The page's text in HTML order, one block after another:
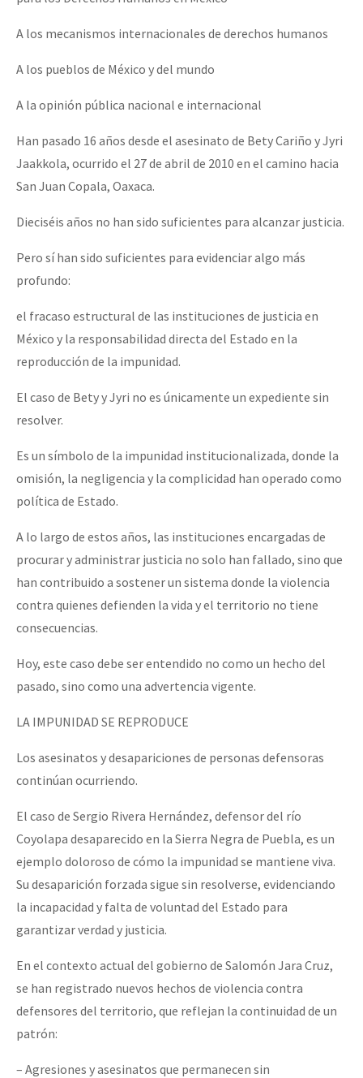
A los mecanismos internacionales de derechos humanos
A los pueblos de México y del mundo
A la opinión pública nacional e internacional
Han pasado 16 años desde el asesinato de Bety Cariño y Jyri
Jaakkola, ocurrido el 27 de abril de 2010 en el camino hacia
San Juan Copala, Oaxaca.
Dieciséis años no han sido suficientes para alcanzar justicia.
Pero sí han sido suficientes para evidenciar algo más
profundo:
el fracaso estructural de las instituciones de justicia en
México y la responsabilidad directa del Estado en la
reproducción de la impunidad.
El caso de Bety y Jyri no es únicamente un expediente sin
resolver.
Es un símbolo de la impunidad institucionalizada, donde la
omisión, la negligencia y la complicidad han operado como
política de Estado.
A lo largo de estos años, las instituciones encargadas de
procurar y administrar justicia no solo han fallado, sino que
han contribuido a sostener un sistema donde la violencia
contra quienes defienden la vida y el territorio no tiene
consecuencias.
Hoy, este caso debe ser entendido no como un hecho del
pasado, sino como una advertencia vigente.
LA IMPUNIDAD SE REPRODUCE
Los asesinatos y desapariciones de personas defensoras
continúan ocurriendo.
El caso de Sergio Rivera Hernández, defensor del río
Coyolapa desaparecido en la Sierra Negra de Puebla, es un
ejemplo doloroso de cómo la impunidad se mantiene viva.
Su desaparición forzada sigue sin resolverse, evidenciando
la incapacidad y falta de voluntad del Estado para
garantizar verdad y justicia.
En el contexto actual del gobierno de Salomón Jara Cruz,
se han registrado nuevos hechos de violencia contra
defensores del territorio, que reflejan la continuidad de un
patrón:
– Agresiones y asesinatos que permanecen sin